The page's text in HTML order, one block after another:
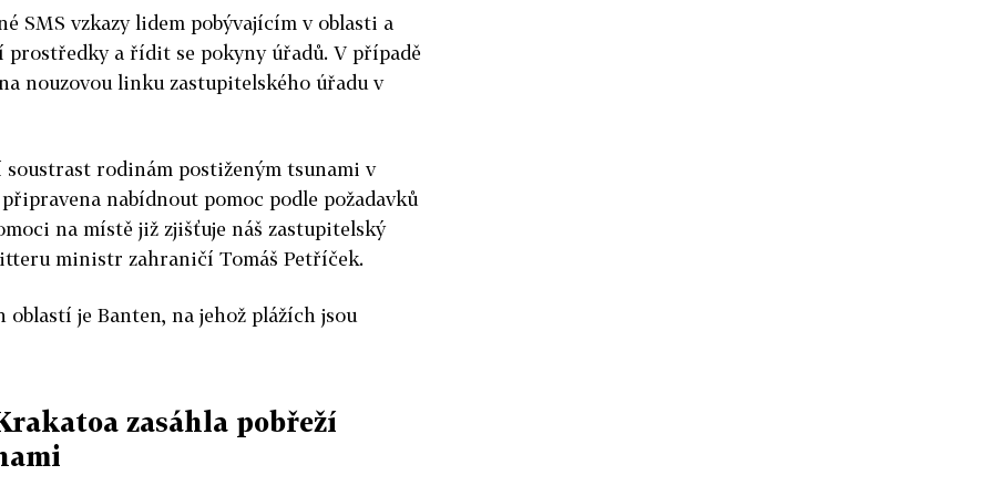
SMS vzkazy lidem pobývajícím v oblasti a
prostředky a řídit se pokyny úřadů. V případě
nouzovou linku zastupitelského úřadu v
rodinám postiženým tsunami v
nabídnout pomoc podle požadavků
na místě již zjišťuje náš zastupitelský
ministr zahraničí Tomáš Petříček.
je Banten, na jehož plážích jsou
zasáhla pobřeží